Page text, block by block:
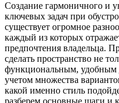
Создание гармоничного и
ключевых задач при
существует огромное
каждый из которых
предпочтения владельца.
сделать пространство не
функциональным, удобным
учетом множества
какой именно стиль